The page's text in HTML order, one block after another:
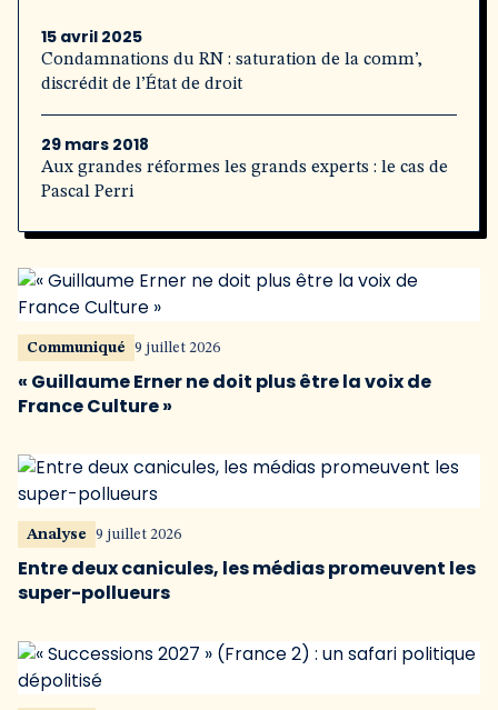
15 avril 2025
Condamnations du RN : saturation de la comm’,
discrédit de l’État de droit
29 mars 2018
Aux grandes réformes les grands experts : le cas de
Pascal Perri
Communiqué 9 juillet 2026
« Guillaume Erner ne doit plus être la voix de
France Culture »
Analyse 9 juillet 2026
Entre deux canicules, les médias promeuvent les
super-pollueurs